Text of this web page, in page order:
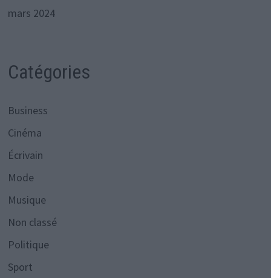
mars 2024
Catégories
Business
Cinéma
Écrivain
Mode
Musique
Non classé
Politique
Sport